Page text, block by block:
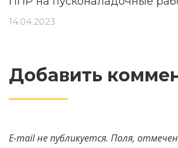
14.04.2023
Добавить
E-mail не публикуется. Поля,